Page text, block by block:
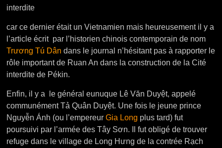
interdite
car ce dernier était un Vietnamien mais heureusement il y a
l’article écrit par l’historien chinois contemporain de nom
Trương Tú Dân dans le journal n’hésitant pas à rapporter le
rôle important de Ruan An dans la construction de la Cité
interdite de Pékin.
Enfin, il y a le général eunuque Lê Văn Duyệt, appelé
communément Tả Quân Duyệt. Une fois le jeune prince
Nguyễn Ánh (ou l’empereur Gia Long plus tard) fut
poursuivi par l’armée des Tây Sơn. Il fut obligé de trouver
refuge dans le village de Long Hưng de la contrée Rạch